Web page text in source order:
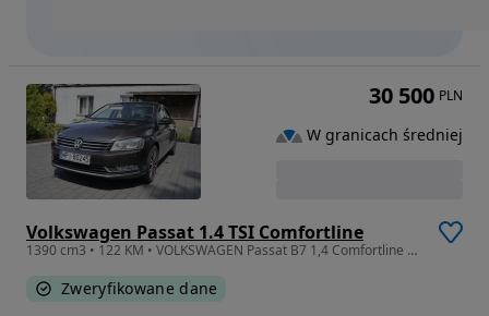
Volkswagen Passat 1.4 TSI Comfortline
1390 cm3 • 122 KM • VOLKSWAGEN Passat B7 1,4 Comfortline 2012r.
Zweryfikowane dane
30 500 PLN
W granicach średniej